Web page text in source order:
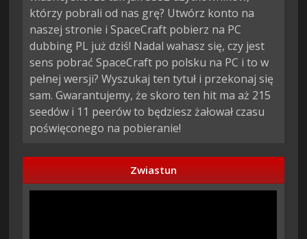
którzy pobrali od nas grę? Utwórz konto na
naszej stronie i SpaceCraft pobierz na PC
dubbing PL już dziś! Nadal wahasz się, czy jest
sens pobrać SpaceCraft po polsku na PC i to w
pełnej wersji? Wyszukaj ten tytuł i przekonaj się
sam. Gwarantujemy, że skoro ten hit ma aż 215
seedów i 11 peerów to będziesz żałował czasu
poświęconego na pobieranie!
Zwiastun